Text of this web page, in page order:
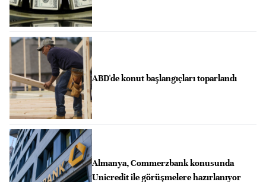
ABD'de konut başlangıçları toparlandı
Almanya, Commerzbank konusunda
Unicredit ile görüşmelere hazırlanıyor